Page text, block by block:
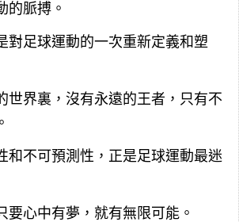
的脈搏。
對足球運動的一次重新定義和塑
世界裏，沒有永遠的王者，只有不
和不可預測性，正是足球運動最迷
要心中有夢，就有無限可能。